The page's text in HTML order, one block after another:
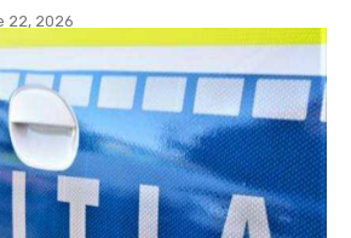
22, 2026